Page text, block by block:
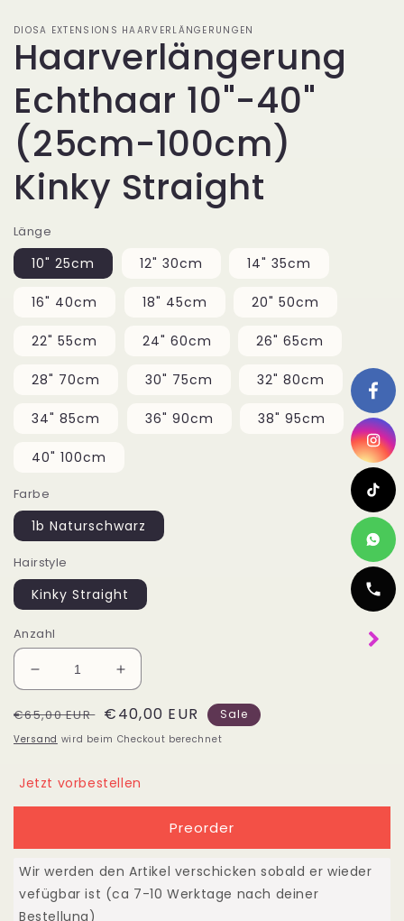
DIOSA EXTENSIONS HAARVERLÄNGERUNGEN
Haarverlängerung
Echthaar 10"-40"
(25cm-100cm)
Kinky Straight
Länge
10" 25cm 12" 30cm 14" 35cm
16" 40cm 18" 45cm 20" 50cm
22" 55cm 24" 60cm 26" 65cm
28" 70cm 30" 75cm 32" 80cm
34" 85cm 36" 90cm 38" 95cm
40" 100cm
Farbe
1b Naturschwarz
Hairstyle
Kinky Straight
Anzahl
Verringere
die
Menge
für
10&quot;-40&quot;
(25cm-
Kinky
Straight
Erhöhe
die
Menge
für
10&quot;-40&quot;
(25cm-
100cm)
Kinky
Straight
Normaler
Preis
€65,00 EUR Verkaufspreis
€40,00 EUR Sale
Versand wird beim Checkout berechnet
Jetzt vorbestellen
Preorder
Wir werden den Artikel verschicken sobald er wieder
vefügbar ist (ca 7-10 Werktage nach deiner
Bestellung)